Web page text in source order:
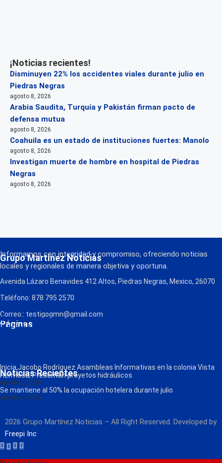
¡Noticias recientes!
Disminuyen 22% los accidentes viales durante julio en
Piedras Negras
agosto 8, 2026
Arabia Saudita, Turquía y Pakistán firman pacto de
defensa mutua
agosto 8, 2026
Coahuila es un estado de instituciones fuertes: Manolo
agosto 8, 2026
Investigan muerte de hombre en hospital de Piedras
Negras
agosto 8, 2026
Grupo Martínez Noticias
Informamos con integridad y compromiso, ofreciendo noticias
locales y regionales de manera objetiva y oportuna.
Avenida Lázaro Benavides 412 Altos, Piedras Negras, Mexico, 26070
Teléfono: 878 795 2570
Correo:: testigogmn@gmail.com
Páginas
¡Descarga nuestra App!
FM Globo
Radio
Noticias Recientes
Inicia Jacobo Rodríguez Asambleas Informativas en la colonia Vista
Hermosa; Presentan proyetos hidráulicos
agosto 8, 2026
Se mantiene al 50% la ocupación hotelera durante julio
agosto 7, 2026
2026 Grupo Martínez Noticias – All Right Reserved. Developed by
Freepi Inc